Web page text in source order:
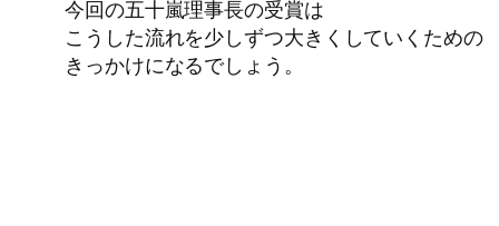
今回の五十嵐理事長の受賞は
こうした流れを少しずつ大きくしていくための
きっかけになるでしょう。